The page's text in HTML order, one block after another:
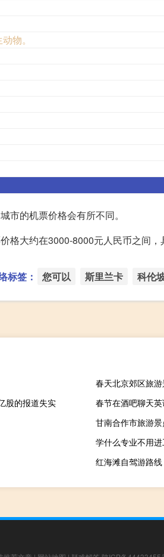
物。
市的机票价格会有所不同。
格大约在3000-8000元人民币之间
标签： 您可以 斯里兰卡 科伦
春天北京郊区旅游
股的报道失实
春节在酒吧聊天
甘南合作市旅游景
学什么专业不用
红海滩自驾游路线